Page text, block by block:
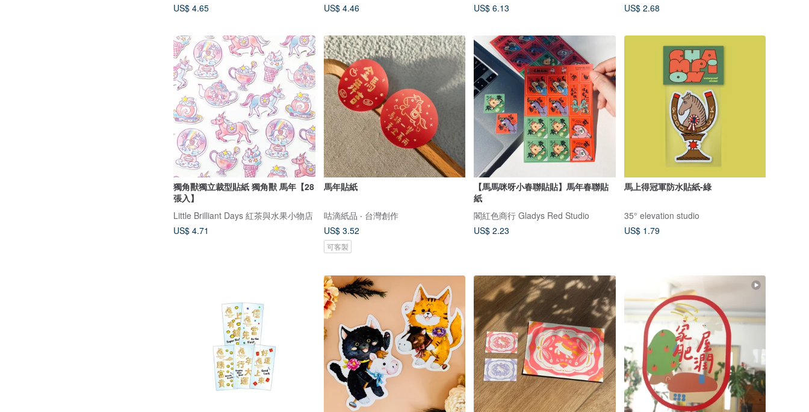
US$ 4.65
US$ 4.46
US$ 6.13
US$ 2.68
獨角獸獨立裁型貼紙 獨角獸 馬年【28
張入】
Little Brilliant Days 紅茶與水果小物店
US$ 4.71
馬年貼紙
咕滴紙品 ‧ 台灣創作
US$ 3.52
可客製
【馬馬咪呀小春聯貼貼】馬年春聯貼
紙
閣紅色商行 Gladys Red Studio
US$ 2.23
馬上得冠軍防水貼紙-綠
35° elevation studio
US$ 1.79